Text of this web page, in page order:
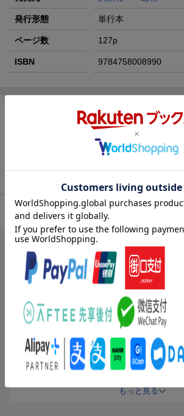
発行形態 単行本
ページ数 127p
ISBN 9784758008990
総合評価：
ブックスのレビュー（10件）
が次のレビューを参考になったと評価しています
評価： 5
corocoro-nororo
１巻をコンビニでｇｅｔして、読んで...もう、
満載！
*)...(*´ー｀*)
もっと見る